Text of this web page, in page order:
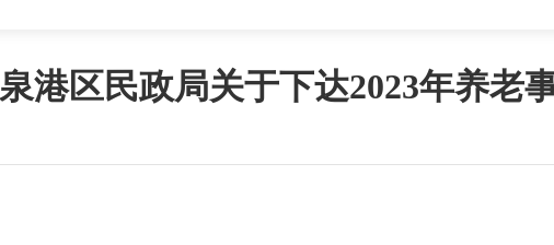
港区民政局关于下达2023年养老